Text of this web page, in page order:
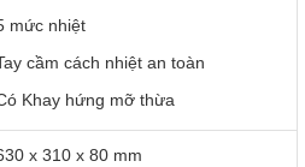
mức nhiệt
cầm cách nhiệt an toàn
Khay hứng mỡ thừa
x 310 x 80 mm